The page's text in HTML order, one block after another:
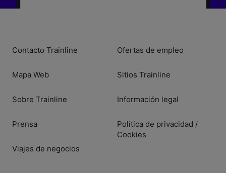
Contacto Trainline
Mapa Web
Sobre Trainline
Prensa
Viajes de negocios
Ofertas de empleo
Sitios Trainline
Información legal
Política de privacidad /
Cookies